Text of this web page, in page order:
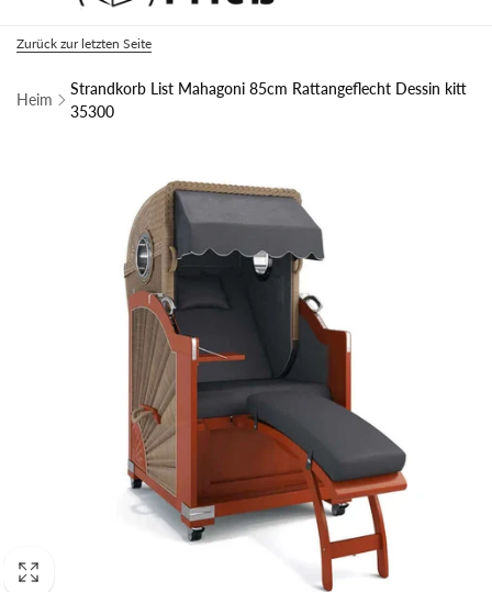
Zurück zur letzten Seite
Heim
Strandkorb List Mahagoni 85cm Rattangeflecht Dessin kitt
35300